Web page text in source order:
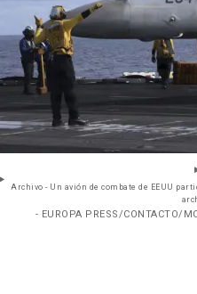
Archivo - Un avión de combate de EEUU
- EUROPA PRESS/CONTACTO/